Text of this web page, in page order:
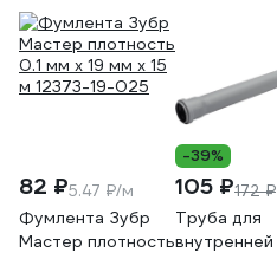
82 ₽5.47 ₽/м
Фумлента Зубр
Мастер плотность
-39%
105 ₽172 ₽
Труба для
внутренней